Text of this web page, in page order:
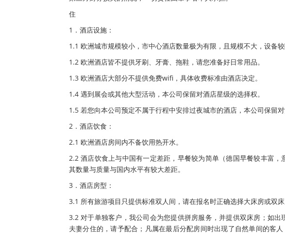
住
1．酒店设施：
1.1 欧洲城市规模较小，市中心酒店数量极为有限，且规模不大，设备
1.2 欧洲酒店皆不提供牙刷、牙膏、拖鞋，请您准备好日常用品。
1.3 欧洲酒店大部分不提供免费wifi，具体收费标准由酒店决定。
1.4 遇到展会或其他大型活动，本公司保留对酒店星级的选择权。
1.5 若您向本公司预定不属于行程中安排过夜城市的酒店，本公司保留对
2．酒店饮食：
2.1 欧洲酒店房间内不备饮用热开水。
2.2 酒店饮食上与中国有一定差距，早餐较为简单（德国早餐较丰富
其数量与质量与国内水平有较大差距。
3．酒店房型：
3.1 所有旅游项目只提供标准双人间，请在报名时正确选择大床房或双床
3.2 对于单独客户，我公司会为您提供拼房服务，并提供双床房；如
夫妻分住的，请予配合；凡属在最后分配房间时出现了自然单间的客